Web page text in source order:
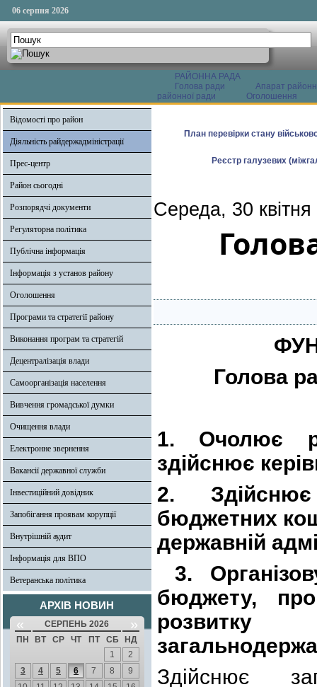
06 серпня 2026
РАЙОННА РАДА
Голова ради
Апарат
районної ради
Оголошення
Відомості про район
Діяльність райдержадміністрації
Прес-центр
Район сьогодні
Розпорядчі документи
Регуляторна політика
Публічна інформація
Інформація з установ району
Оголошення
Програми та стратегії району
Виконання програм та стратегій
Децентралізація влади
Самоорганізація населення
Вивчення громадської думки
Очищення влади
Електронне звернення
Вакансії державної служби
Інвестиційний довідник
Запобігання проявам корупції
Внутрішній аудит
Інформація для ВПО
Ветеранська політика
АРХІВ НОВИН
« СЕРПЕНЬ 2026 »
ПН ВТ СР ЧТ ПТ СБ
НД
1
2
3
4 5 6 7 8
9
План перевірки стану
Реєстр галузевих
Середа, 30
Голова
1. Очолює
здійснює
2.
бюджетних
державній
3.
бюджету,
Здійснює